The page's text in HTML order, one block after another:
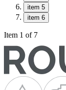
item 5
item 6
Item 1 of 7